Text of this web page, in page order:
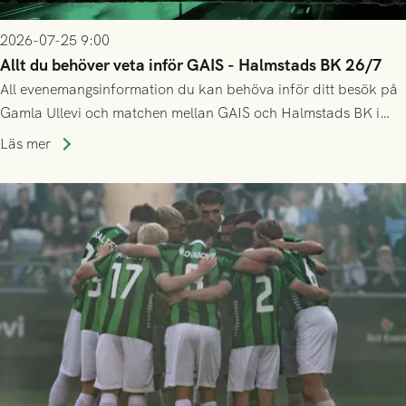
2026-07-25 9:00
Allt du behöver veta inför GAIS - Halmstads BK 26/7
All evenemangsinformation du kan behöva inför ditt besök på
Gamla Ullevi och matchen mellan GAIS och Halmstads BK i
Allsvenskan! Avspark kl 16.30 på söndag 26/7.
Läs mer